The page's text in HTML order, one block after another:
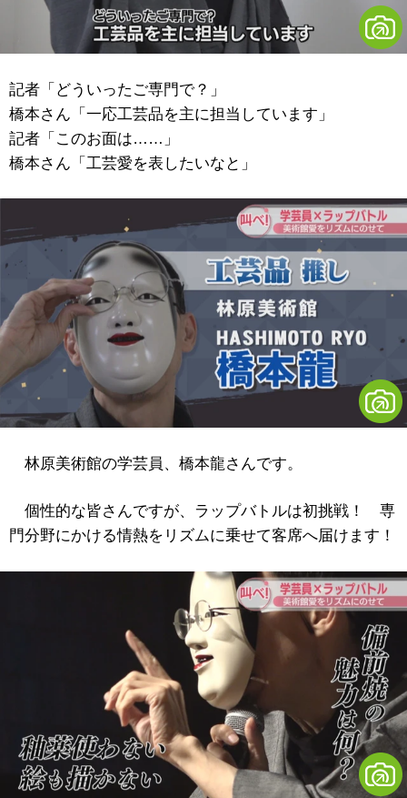
記者「どういったご専門で？」
橋本さん「一応工芸品を主に担当しています」
記者「このお面は……」
橋本さん「工芸愛を表したいなと」
林原美術館の学芸員、橋本龍さんです。
個性的な皆さんですが、ラップバトルは初挑戦！ 専
門分野にかける情熱をリズムに乗せて客席へ届けます！